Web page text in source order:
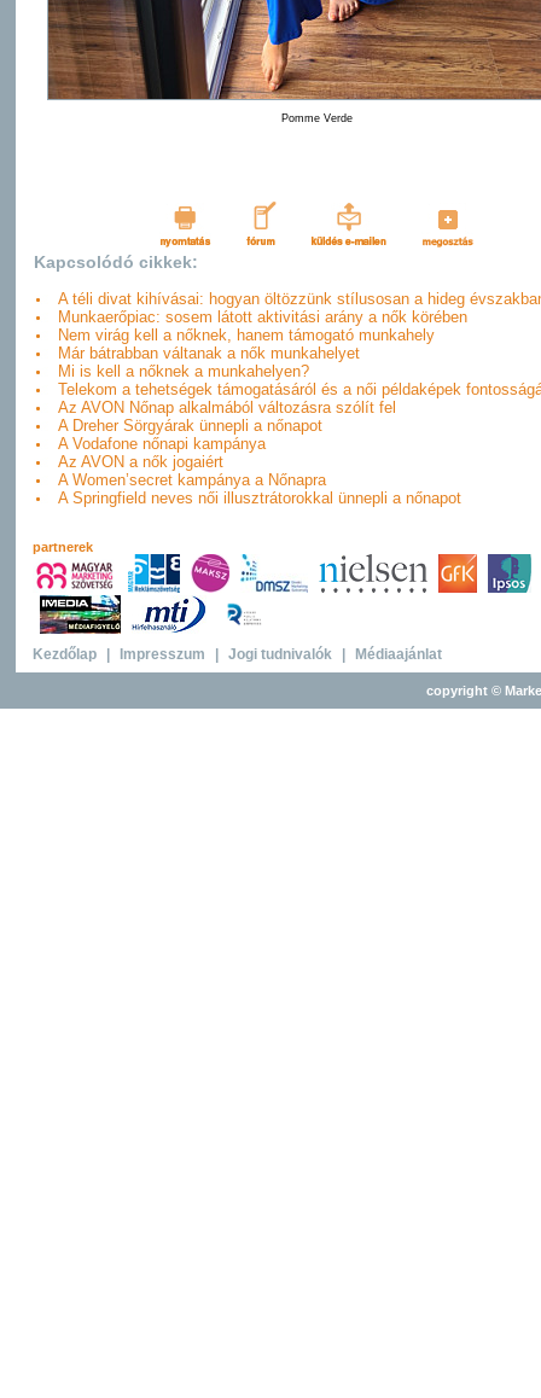
Pomme Verde
Kapcsolódó cikkek:
A téli divat kihívásai: hogyan öltözzünk stílusosan a hideg
Munkaerőpiac: sosem látott aktivitási arány a nők körében
Nem virág kell a nőknek, hanem támogató munkahely
Már bátrabban váltanak a nők munkahelyet
Mi is kell a nőknek a munkahelyen?
Telekom a tehetségek támogatásáról és a női példaképek
Az AVON Nőnap alkalmából változásra szólít fel
A Dreher Sörgyárak ünnepli a nőnapot
A Vodafone nőnapi kampánya
Az AVON a nők jogaiért
A Women’secret kampánya a Nőnapra
A Springfield neves női illusztrátorokkal ünnepli a nőnapot
partnerek
Kezdőlap Impresszum Jogi tudnivalók Médiaajánlat
copyright ©